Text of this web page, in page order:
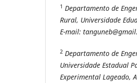
1 Departamento de
Rural, Universidade
E-mail:
2 Departamento de
Universidade Estadual
Experimental Lageado,